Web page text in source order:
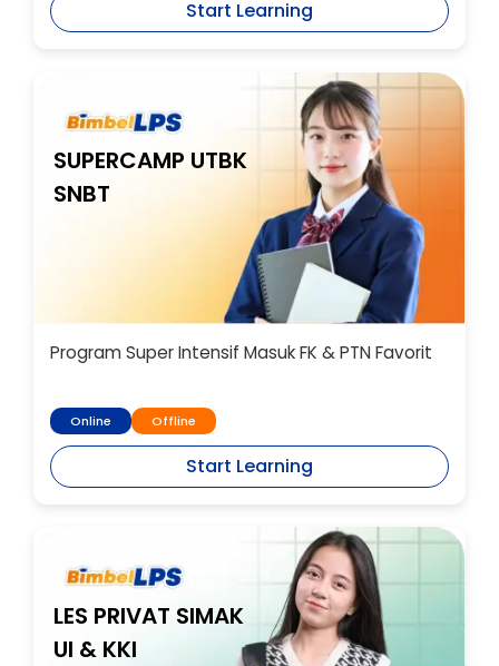
Start Learning
SUPERCAMP UTBK
SNBT
Program Super Intensif Masuk FK & PTN Favorit
Online Offline
Start Learning
LES PRIVAT SIMAK
UI & KKI